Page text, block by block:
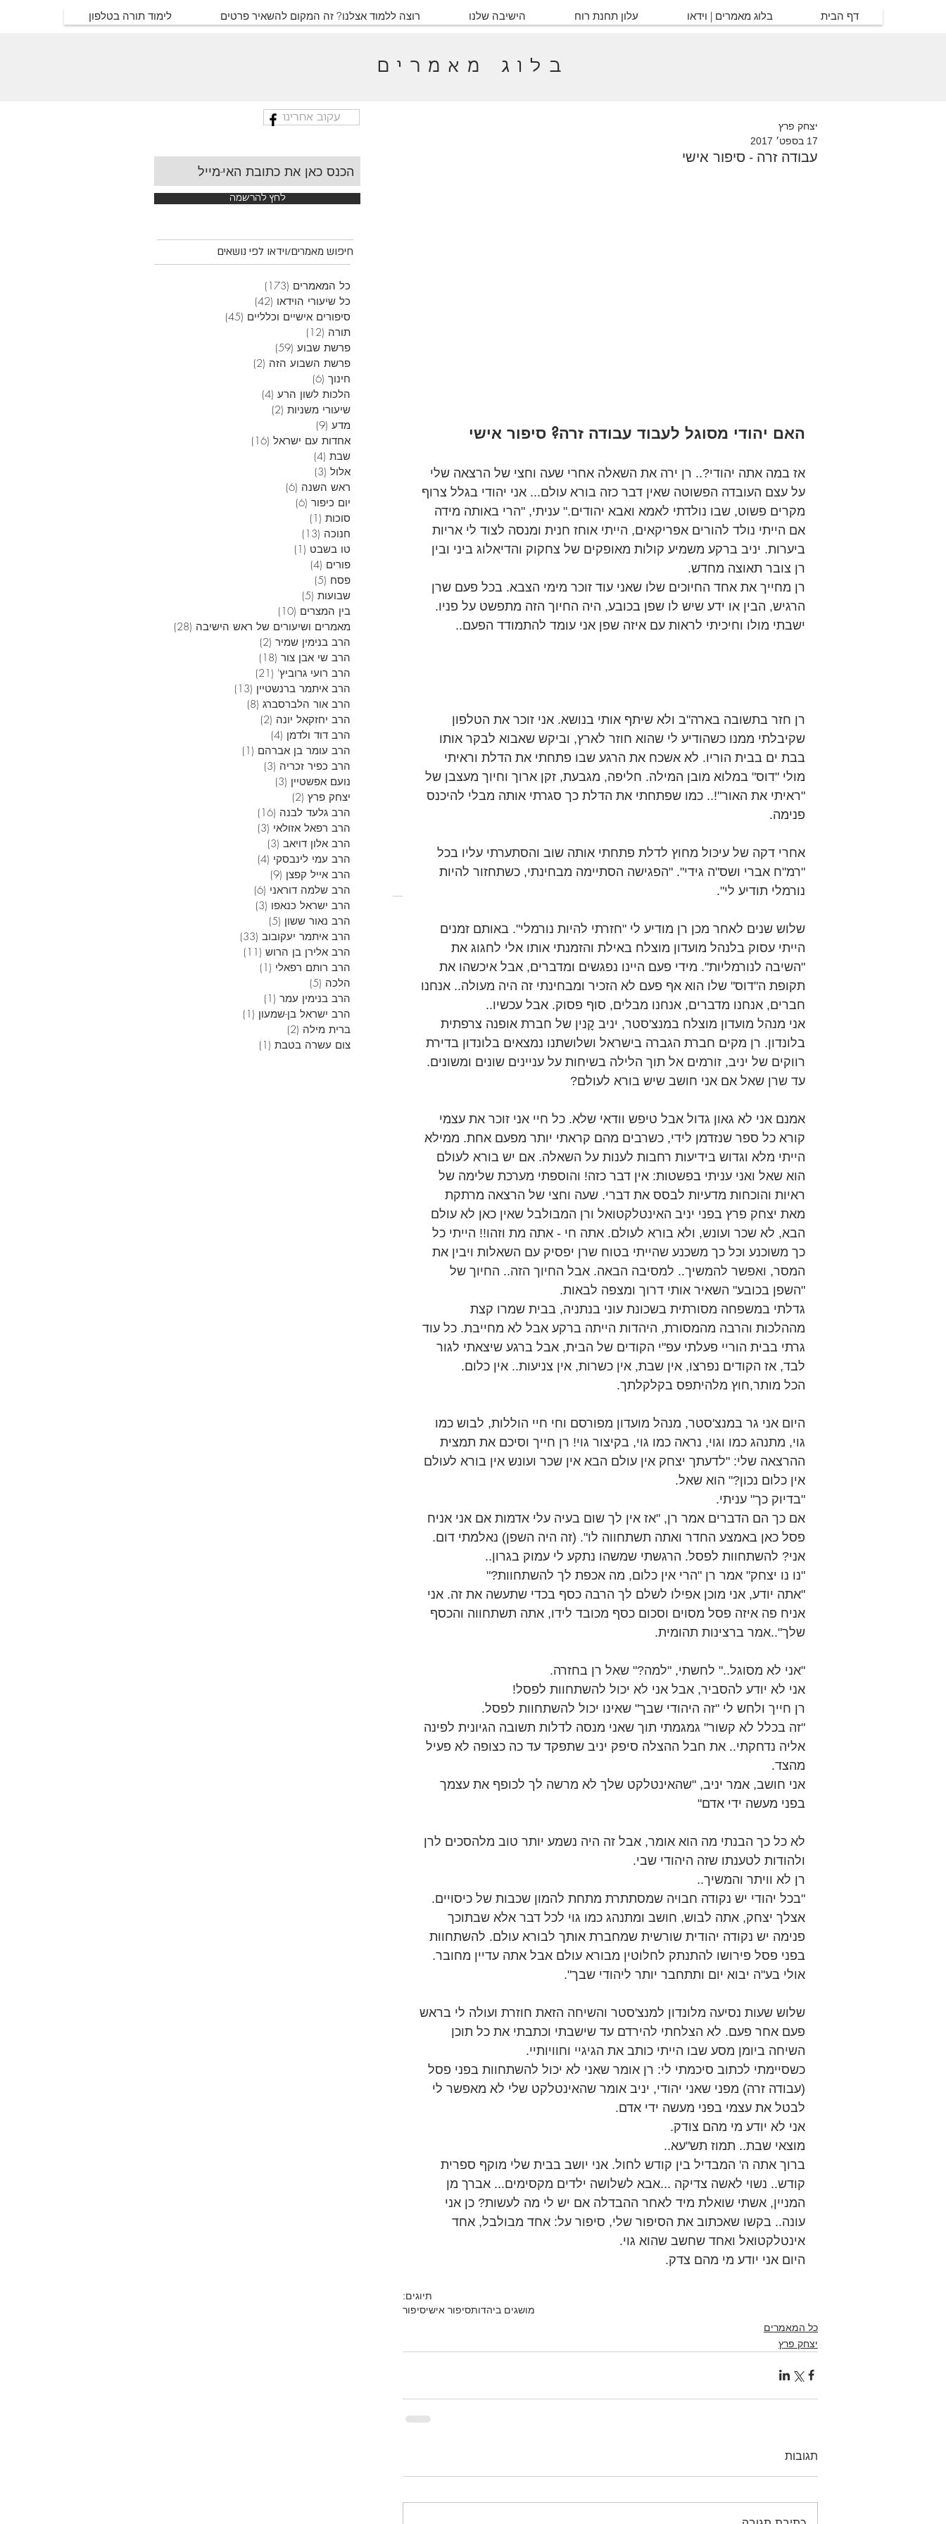
דף הבית בלוג מאמרים | וידאו עלון תחנת רוח הישיבה שלנו רוצה ללמוד אצלנו? זה המקום להשאיר פרטים לימוד תורה בטלפון
בלוג מאמרים
עקוב אחרינו
לחץ להרשמה
חיפוש מאמרים/וידאו לפי נושאים
כל המאמרים (173)
כל שיעורי הוידאו (42)
סיפורים אישיים וכלליים (45)
תורה (12)
פרשת שבוע (59)
פרשת השבוע הזה (2)
חינוך (6)
הלכות לשון הרע (4)
שיעורי משניות (2)
מדע (9)
אחדות עם ישראל (16)
שבת (4)
אלול (3)
ראש השנה (6)
יום כיפור (6)
סוכות (1)
חנוכה (13)
טו בשבט (1)
פורים (4)
פסח (5)
שבועות (5)
בין המצרים (10)
מאמרים ושיעורים של ראש הישיבה (28)
הרב בנימין שמיר (2)
הרב שי אבן צור (18)
הרב רועי גרוביץ' (21)
הרב איתמר ברנשטיין (13)
הרב אור הלברסברג (8)
הרב יחזקאל יונה (2)
הרב דוד ולדמן (4)
הרב עומר בן אברהם (1)
הרב כפיר זכריה (3)
נועם אפשטיין (3)
יצחק פרץ (2)
הרב גלעד לבנה (16)
הרב רפאל אזולאי (3)
הרב אלון דויאב (3)
הרב עמי לינבסקי (4)
הרב אייל קפצן (9)
הרב שלמה דוראני (6)
הרב ישראל כנאפו (3)
הרב נאור ששון (5)
הרב איתמר יעקובוב (33)
הרב אלירן בן הרוש (11)
הרב רותם רפאלי (1)
הלכה (5)
הרב בנימין עמר (1)
הרב ישראל בן-שמעון (1)
ברית מילה (2)
צום עשרה בטבת (1)
עבודה זרה - סיפור אישי
יצחק פרץ
17 בספט׳ 2017
האם יהודי מסוגל לעבוד עבודה זרה? סיפור אישי
אז במה אתה יהודי?.. רן ירה את השאלה אחרי שעה וחצי של הרצאה שלי
על עצם העובדה הפשוטה שאין דבר כזה בורא עולם... אני יהודי בגלל צרוף
מקרים פשוט, שבו נולדתי לאמא ואבא יהודים." עניתי, "הרי באותה מידה
אם הייתי נולד להורים אפריקאים, הייתי אוחז חנית ומנסה לצוד לי אריות
ביערות. יניב ברקע משמיע קולות מאופקים של צחקוק והדיאלוג ביני ובין
רן צובר תאוצה מחדש.
רן מחייך את אחד החיוכים שלו שאני עוד זוכר מימי הצבא. בכל פעם שרן
הרגיש, הבין או ידע שיש לו שפן בכובע, היה החיוך הזה מתפשט על פניו.
ישבתי מולו וחיכיתי לראות עם איזה שפן אני עומד להתמודד הפעם..
רן חזר בתשובה בארה"ב ולא שיתף אותי בנושא. אני זוכר את הטלפון
שקיבלתי ממנו כשהודיע לי שהוא חוזר לארץ, וביקש שאבוא לבקר אותו
בבת ים בבית הוריו. לא אשכח את הרגע שבו פתחתי את הדלת וראיתי
מולי "דוס" במלוא מובן המילה. חליפה, מגבעת, זקן ארוך וחיוך מעצבן של
"ראיתי את האור"!.. כמו שפתחתי את הדלת כך סגרתי אותה מבלי להיכנס
פנימה.
אחרי דקה של עיכּול מחוץ לדלת פתחתי אותה שוב והסתערתי עליו בכל
"רמ"ח אברי ושס"ה גידי". "הפגישה הסתיימה מבחינתי, כשתחזור להיות
נורמלי תודיע לי".
שלוש שנים לאחר מכן רן מודיע לי "חזרתי להיות נורמלי". באותם זמנים
הייתי עסוק בלנהל מועדון מוצלח באילת והזמנתי אותו אלי לחגוג את
"השיבה לנורמליות". מידי פעם היינו נפגשים ומדברים, אבל איכשהו את
תקופת ה"דוס" שלו הוא אף פעם לא הזכיר ומבחינתי זה היה מעולה.. אנחנו
חברים, אנחנו מדברים, אנחנו מבלים, סוף פסוק. אבל עכשיו..
אני מנהל מועדון מוצלח במנצ'סטר, יניב קׇנין של חברת אופנה צרפתית
בלונדון. רן מקים חברת הגברה בישראל ושלושתנו נמצאים בלונדון בדירת
רווקים של יניב, זורמים אל תוך הלילה בשיחות על עניינים שונים ומשונים.
עד שרן שאל אם אני חושב שיש בורא לעולם?
אמנם אני לא גאון גדול אבל טיפש וודאי שלא. כל חיי אני זוכר את עצמי
קורא כל ספר שנזדמן לידי, כשרבים מהם קראתי יותר מפעם אחת. ממילא
הייתי מלא וגדוש בידיעות רחבות לענות על השאלה. אם יש בורא לעולם
הוא שאל ואני עניתי בפשטות: אין דבר כזה! והוספתי מערכת שלימה של
ראיות והוכחות מדעיות לבסס את דברי. שעה וחצי של הרצאה מרתקת
מאת יצחק פרץ בפני יניב האינטלקטואל ורן המבולבל שאין כאן לא עולם
הבא, לא שכר ועונש, ולא בורא לעולם. אתה חי - אתה מת וזהו!! הייתי כל
כך משוכנע וכל כך משכנע שהייתי בטוח שרן יפסיק עם השאלות ויבין את
המסר, ואפשר להמשיך.. למסיבה הבאה. אבל החיוך הזה.. החיוך של
"השפן בכובע" השאיר אותי דרוך ומצפה לבאות.
גדלתי במשפחה מסורתית בשכונת עוני בנתניה, בבית שמרו קצת
מההלכות והרבה מהמסורת, היהדות הייתה ברקע אבל לא מחייבת. כל עוד
גרתי בבית הוריי פעלתי עפ"י הקודים של הבית, אבל ברגע שיצאתי לגור
לבד, אז הקודים נפרצו, אין שבת, אין כשרות, אין צניעות.. אין כלום.
הכל מותר,חוץ מלהיתפס בקלקלתך.
היום אני גר במנצ'סטר, מנהל מועדון מפורסם וחי חיי הוללות, לבוש כמו
גוי, מתנהג כמו וגוי, נראה כמו גוי, בקיצור גוי! רן חייך וסיכם את תמצית
ההרצאה שלי: "לדעתך יצחק אין עולם הבא אין שכר ועונש אין בורא לעולם
אין כלום נכון?" הוא שאל.
"בדיוק כך" עניתי.
אם כך הם הדברים אמר רן, "אז אין לך שום בעיה עלי אדמות אם אני אניח
פסל כאן באמצע החדר ואתה תשתחווה לו". (זה היה השפן) נאלמתי דום.
אני? להשתחוות לפסל. הרגשתי שמשהו נתקע לי עמוק בגרון..
"נו נו יצחק" אמר רן "הרי אין כלום, מה אכפת לך להשתחוות?"
"אתה יודע, אני מוכן אפילו לשלם לך הרבה כסף בכדי שתעשה את זה. אני
אניח פה איזה פסל מסוים וסכום כסף מכובד לידו, אתה תשתחווה והכסף
שלך"..אמר ברצינות תהומית.
"אני לא מסוגל.." לחשתי, "למה?" שאל רן בחזרה.
אני לא יודע להסביר, אבל אני לא יכול להשתחוות לפסל!
רן חייך ולחש לי "זה היהודי שבך" שאינו יכול להשתחוות לפסל.
"זה בכלל לא קשור" גמגמתי תוך שאני מנסה לדלות תשובה הגיונית לפינה
אליה נדחקתי.. את חבל ההצלה סיפק יניב שתפקד עד כה כצופה לא פעיל
מהצד.
אני חושב, אמר יניב, "שהאינטלקט שלך לא מרשה לך לכופף את עצמך
בפני מעשה ידי אדם"
לא כל כך הבנתי מה הוא אומר, אבל זה היה נשמע יותר טוב מלהסכים לרן
ולהודות לטענתו שזה היהודי שבי.
רן לא וויתר והמשיך..
"בכל יהודי יש נקודה חבויה שמסתתרת מתחת להמון שכבות של כיסויים.
אצלך יצחק, אתה לבוש, חושב ומתנהג כמו גוי לכל דבר אלא שבתוכך
פנימה יש נקודה יהודית שורשית שמחברת אותך לבורא עולם. להשתחוות
בפני פסל פירושו להתנתק לחלוטין מבורא עולם אבל אתה עדיין מחובר.
אולי בע"ה יבוא יום ותתחבר יותר ליהודי שבך".
שלוש שעות נסיעה מלונדון למנצ'סטר והשיחה הזאת חוזרת ועולה לי בראש
פעם אחר פעם. לא הצלחתי להירדם עד שישבתי וכתבתי את כל תוכן
השיחה ביומן מסע שבו הייתי כותב את הגיגיי וחוויותיי.
כשסיימתי לכתוב סיכמתי לי: רן אומר שאני לא יכול להשתחוות בפני פסל
(עבודה זרה) מפני שאני יהודי, יניב אומר שהאינטלקט שלי לא מאפשר לי
לבטל את עצמי בפני מעשה ידי אדם.
אני לא יודע מי מהם צודק.
מוצאי שבת.. תמוז תש"עא..
ברוך אתה ה' המבדיל בין קודש לחול. אני יושב בבית שלי מוקף ספרית
קודש.. נשוי לאשה צדיקה ...אבא לשלושה ילדים מקסימים... אברך מן
המניין, אשתי שואלת מיד לאחר ההבדלה אם יש לי מה לעשות? כן אני
עונה.. בקשו שאכתוב את הסיפור שלי, סיפור על: אחד מבולבל, אחד
אינטלקטואל ואחד שחשב שהוא גוי.
היום אני יודע מי מהם צדק.
תיוגים:
מושגים ביהדותסיפור אישיסיפור
כל המאמרים
יצחק פרץ
תגובות